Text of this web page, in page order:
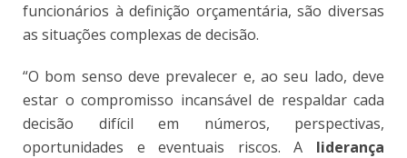
funcionários à definição orçamentária, são diversas
as situações complexas de decisão.
“O bom senso deve prevalecer e, ao seu lado, deve
estar o compromisso incansável de respaldar cada
decisão difícil em números, perspectivas,
oportunidades e eventuais riscos. A liderança